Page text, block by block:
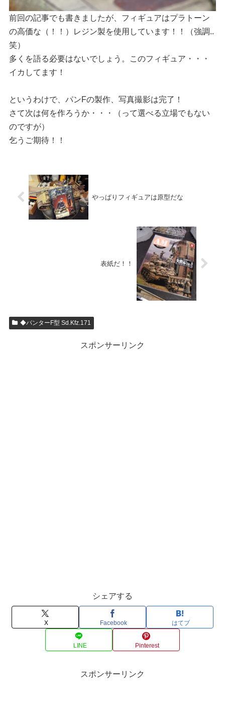
前回の記事でも書きましたが、フィギュアはプラトーン
の高価な（！！）レジン製を使用しています！！（強調..
笑）
多くを語る必要はないでしょう。このフィギュア・・・
イカしてます！
というわけで、パンFの製作、写真撮影は完了！
さて次は何を作ろうか・・・（って選べる立場でもない
のですが）
乞うご期待！！
やっぱりフィギュアは原型だな
表紙だ！！
◆パンターF型 Sd.Kfz.171
スポンサーリンク
シェアする
X Facebook はてブ
LINE Pinterest
スポンサーリンク